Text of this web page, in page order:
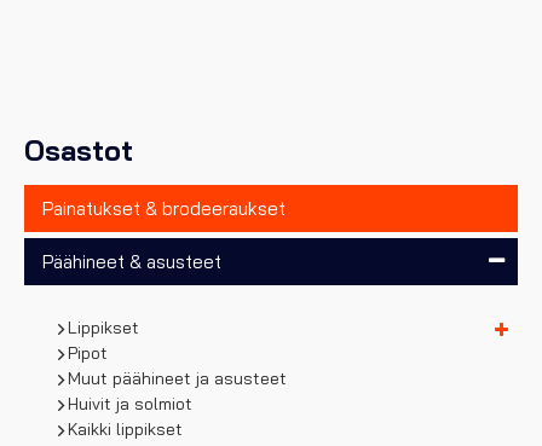
Osastot
Painatukset & brodeeraukset
Päähineet & asusteet
Lippikset
Pipot
Muut päähineet ja asusteet
Huivit ja solmiot
Kaikki lippikset